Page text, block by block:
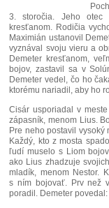
Pochádzal zo
3. storočia. Jeho otec
kresťanom. Rodičia
Maximián ustanovil
vyznával svoju vieru a
Demeter kresťanom,
bojov, zastavil sa v
Demeter vedel, čo ho
ktorému nariadil, aby ho
Cisár usporiadal v
zápasník, menom Lius.
Pre neho postavil vysoký
Každý, kto z mosta
ľudí muselo s Liom
ako Lius zhadzuje
mladík, menom Nestor.
s ním bojovať. Prv než
poradil. Demeter